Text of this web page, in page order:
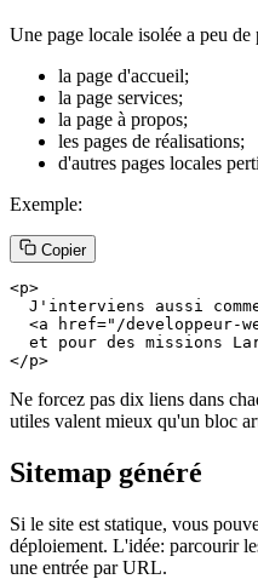
Une page locale isolée a peu
la page d'accueil;
la page services;
la page à propos;
les pages de réalisations;
d'autres pages locales
Exemple:
Copier
<p>
J'interviens aussi
<a href="/developpeur-
et pour des missions
</p>
Ne forcez pas dix liens dans
utiles valent mieux qu'un bloc
Sitemap généré
Si le site est statique, vous
déploiement. L'idée: parcourir
une entrée par URL.